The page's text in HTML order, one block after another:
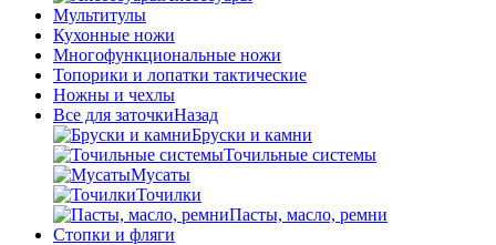
Мультитулы
Кухонные ножи
Многофункциональные ножи
Топорики и лопатки тактические
Ножны и чехлы
Все для заточкиНазад
Бруски и камни
Точильные системы
Мусаты
Точилки
Пасты, масло, ремни
Стопки и фляги